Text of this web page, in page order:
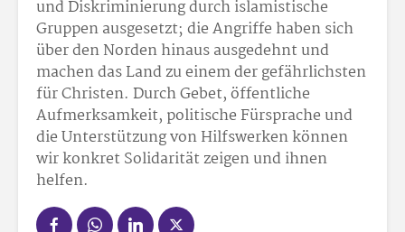
und Diskriminierung durch islamistische
Gruppen ausgesetzt; die Angriffe haben sich
über den Norden hinaus ausgedehnt und
machen das Land zu einem der gefährlichsten
für Christen. Durch Gebet, öffentliche
Aufmerksamkeit, politische Fürsprache und
die Unterstützung von Hilfswerken können
wir konkret Solidarität zeigen und ihnen
helfen.